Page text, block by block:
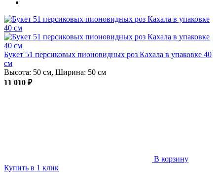
Букет 51 персиковых пионовидных роз Кахала в упаковке 40
см
Высота: 50 см, Ширина: 50 см
11 010 ₽
В корзину
Купить в 1 клик